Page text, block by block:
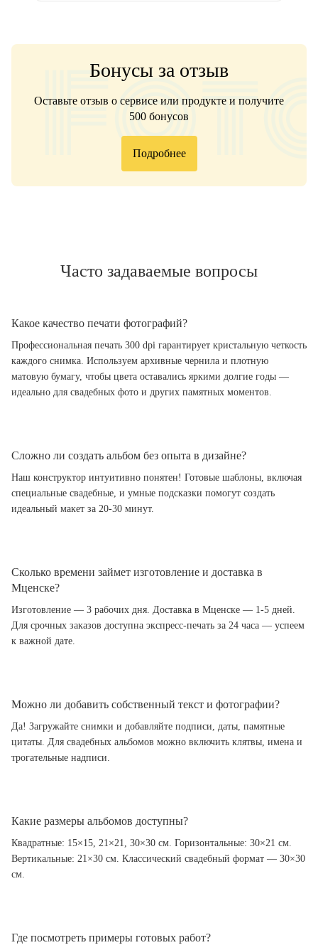
Бонусы за отзыв
Оставьте отзыв о сервисе или продукте и получите
500 бонусов
Подробнее
Часто задаваемые вопросы
Какое качество печати фотографий?
Профессиональная печать 300 dpi гарантирует кристальную четкость
каждого снимка. Используем архивные чернила и плотную
матовую бумагу, чтобы цвета оставались яркими долгие годы —
идеально для свадебных фото и других памятных моментов.
Сложно ли создать альбом без опыта в дизайне?
Наш конструктор интуитивно понятен! Готовые шаблоны, включая
специальные свадебные, и умные подсказки помогут создать
идеальный макет за 20-30 минут.
Сколько времени займет изготовление и доставка в
Мценске?
Изготовление — 3 рабочих дня. Доставка в Мценске — 1-5 дней.
Для срочных заказов доступна экспресс-печать за 24 часа — успеем
к важной дате.
Можно ли добавить собственный текст и фотографии?
Да! Загружайте снимки и добавляйте подписи, даты, памятные
цитаты. Для свадебных альбомов можно включить клятвы, имена и
трогательные надписи.
Какие размеры альбомов доступны?
Квадратные: 15×15, 21×21, 30×30 см. Горизонтальные: 30×21 см.
Вертикальные: 21×30 см. Классический свадебный формат — 30×30
см.
Где посмотреть примеры готовых работ?